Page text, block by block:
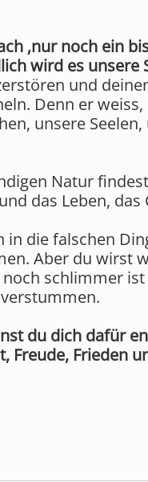
‚nur noch ein
wird es unsere
und
Denn er
unsere
Natur
das Leben,
in die falschen
Aber du wirst
schlimmer
du dich dafür
Freude, Frieden